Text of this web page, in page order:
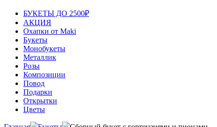
БУКЕТЫ ДО 2500₽
АКЦИЯ
Охапки от Maki
Букеты
Монобукеты
Металлик
Розы
Композиции
Повод
Подарки
Открытки
Цветы